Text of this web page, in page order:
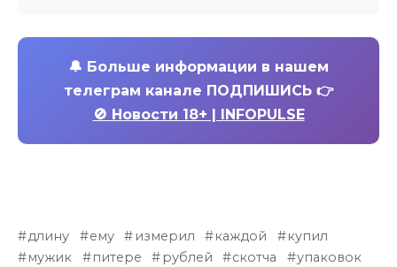
🔔 Больше информации в нашем
телеграм канале ПОДПИШИСЬ 👉
🚫 Новости 18+ | INFOPULSE
длину ему измерил каждой
купил
мужик
питере рублей скотча упаковок